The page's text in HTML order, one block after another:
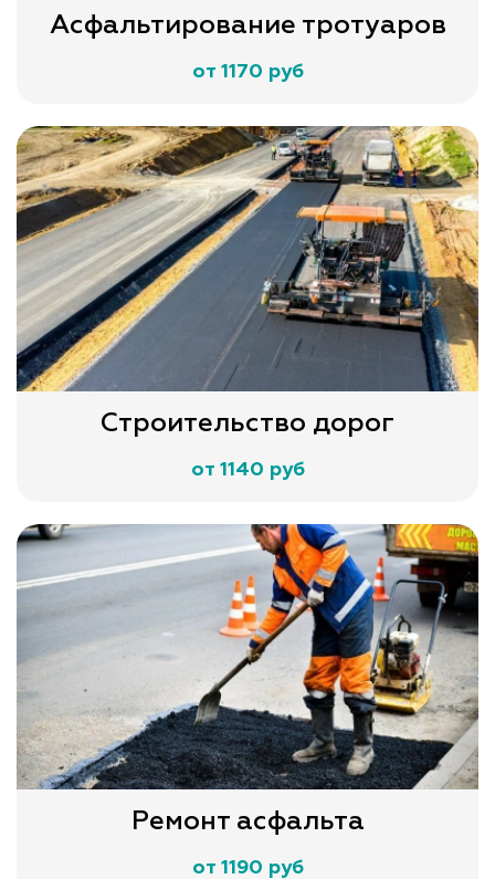
Асфальтирование тротуаров
от 1170 руб
Строительство дорог
от 1140 руб
Ремонт асфальта
от 1190 руб